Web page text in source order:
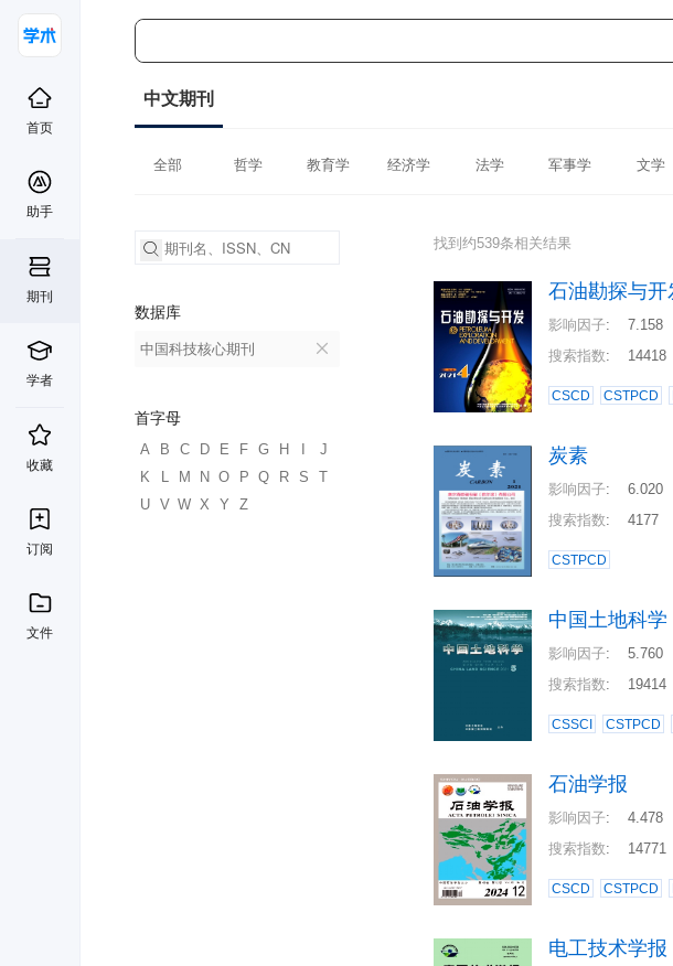
首页
助手
期刊
学者
收藏
订阅
文件
中文期刊
全部 哲学 教育学 经济学 法学 军事学 文学
数据库
中国科技核心期刊
首字母
A B C D E F G H
J
K
L M N O P Q R S
T
U
V W X Y Z
找到约539条相关结果
石油勘探与开
影响因子: 7.158
搜索指数: 14418
CSCD CSTPCD
炭素
影响因子: 6.020
搜索指数: 4177
CSTPCD
中国土地科学
影响因子: 5.760
搜索指数: 19414
CSSCI CSTPCD
石油学报
影响因子: 4.478
搜索指数: 14771
CSCD CSTPCD
电工技术学报